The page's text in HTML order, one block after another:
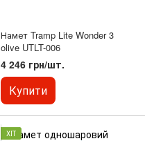
Намет Tramp Lite Wonder 3
olive UTLT-006
4 246 грн/шт.
Купити
ХІТ